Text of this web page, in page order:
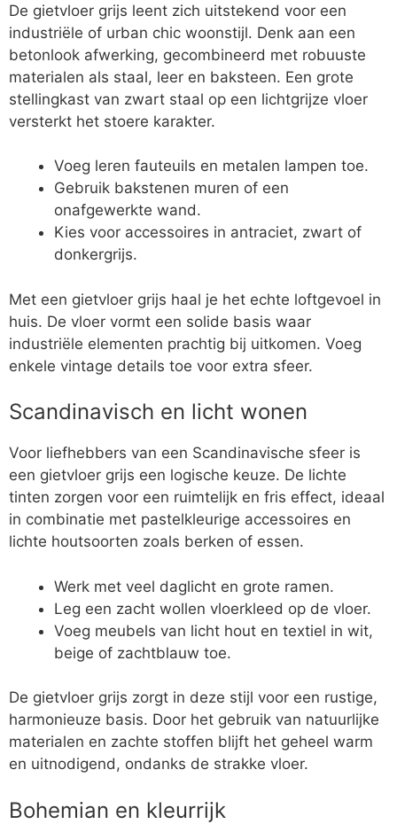
De gietvloer grijs leent zich uitstekend voor een
industriële of urban chic woonstijl. Denk aan een
betonlook afwerking, gecombineerd met robuuste
materialen als staal, leer en baksteen. Een grote
stellingkast van zwart staal op een lichtgrijze vloer
versterkt het stoere karakter.
Voeg leren fauteuils en metalen lampen toe.
Gebruik bakstenen muren of een
onafgewerkte wand.
Kies voor accessoires in antraciet, zwart of
donkergrijs.
Met een gietvloer grijs haal je het echte loftgevoel in
huis. De vloer vormt een solide basis waar
industriële elementen prachtig bij uitkomen. Voeg
enkele vintage details toe voor extra sfeer.
Scandinavisch en licht wonen
Voor liefhebbers van een Scandinavische sfeer is
een gietvloer grijs een logische keuze. De lichte
tinten zorgen voor een ruimtelijk en fris effect, ideaal
in combinatie met pastelkleurige accessoires en
lichte houtsoorten zoals berken of essen.
Werk met veel daglicht en grote ramen.
Leg een zacht wollen vloerkleed op de vloer.
Voeg meubels van licht hout en textiel in wit,
beige of zachtblauw toe.
De gietvloer grijs zorgt in deze stijl voor een rustige,
harmonieuze basis. Door het gebruik van natuurlijke
materialen en zachte stoffen blijft het geheel warm
en uitnodigend, ondanks de strakke vloer.
Bohemian en kleurrijk